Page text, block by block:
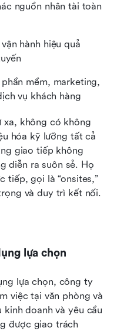
nguồn nhân tài toàn
hành hiệu quả
mềm, marketing,
vụ khách hàng
xa, không có không
hóa kỹ lưỡng tất cả
giao tiếp không
diễn ra suôn sẻ. Họ
tiếp, gọi là “onsites,”
và duy trì kết nối.
lựa chọn
lựa chọn, công ty
việc tại văn phòng và
kinh doanh và yêu cầu
được giao trách